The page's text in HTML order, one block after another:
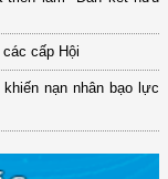
cấp Hội
nạn nhân bạo lực
học, công nghệ và
2415/QĐ-TTg ngày
trình mục tiêu quốc gia